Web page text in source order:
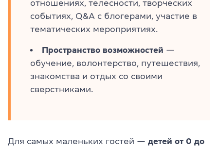
отношениях, телесности, творческих
событиях, Q&A с блогерами, участие в
тематических мероприятиях.
Пространство возможностей —
обучение, волонтерство, путешествия,
знакомства и отдых со своими
сверстниками.
Для самых маленьких гостей — детей от 0 до